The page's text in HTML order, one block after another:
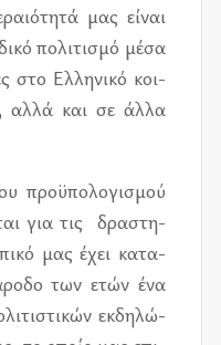
μας εί­ναι
πο­λι­τι­σμό μέσα
στο Ελλη­νι­κό κοι­
αλλά και σε άλλα
προ­ϋ­πο­λο­γι­σμού
για τις δρα­στη­
μας έχει κα­τα­
των ετών ένα
εκ­δη­λώ­